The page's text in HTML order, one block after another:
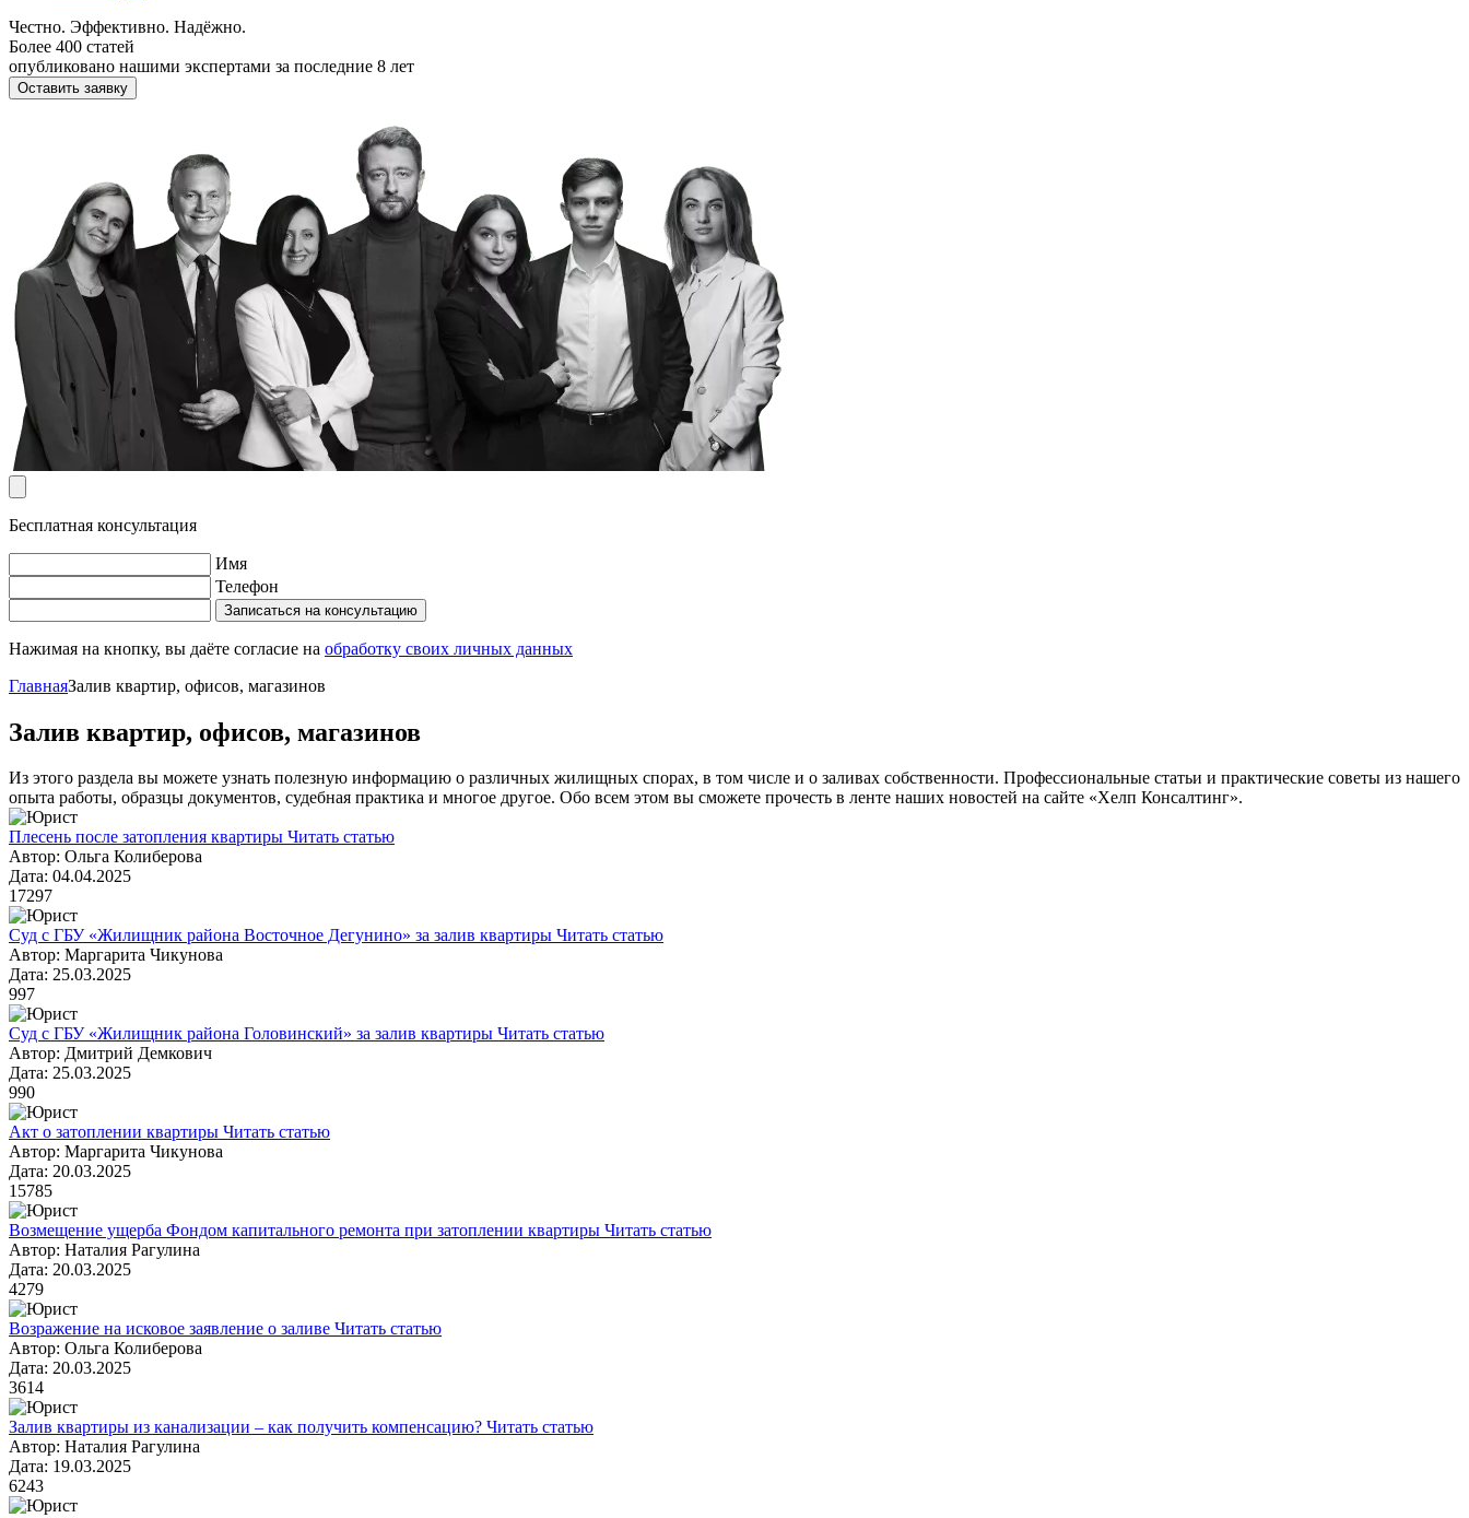
Честно. Эффективно. Надёжно.
Более 400 статей
опубликовано нашими экспертами за последние 8 лет
Оставить заявку
Бесплатная консультация
Имя
Телефон
Записаться на консультацию
Нажимая на кнопку, вы даёте согласие на обработку своих личных данных
ГлавнаяЗалив квартир, офисов, магазинов
Залив квартир, офисов, магазинов
Из этого раздела вы можете узнать полезную информацию о различных жилищных спорах, в том числе и о заливах собственности. Профессиональные статьи и практические советы из нашего
опыта работы, образцы документов, судебная практика и многое другое. Обо всем этом вы сможете прочесть в ленте наших новостей на сайте «Хелп Консалтинг».
Плесень после затопления квартиры Читать статью
Автор: Ольга Колиберова
Дата: 04.04.2025
17297
Суд с ГБУ «Жилищник района Восточное Дегунино» за залив квартиры Читать статью
Автор: Маргарита Чикунова
Дата: 25.03.2025
997
Суд с ГБУ «Жилищник района Головинский» за залив квартиры Читать статью
Автор: Дмитрий Демкович
Дата: 25.03.2025
990
Акт о затоплении квартиры Читать статью
Автор: Маргарита Чикунова
Дата: 20.03.2025
15785
Возмещение ущерба Фондом капитального ремонта при затоплении квартиры Читать статью
Автор: Наталия Рагулина
Дата: 20.03.2025
4279
Возражение на исковое заявление о заливе Читать статью
Автор: Ольга Колиберова
Дата: 20.03.2025
3614
Залив квартиры из канализации – как получить компенсацию? Читать статью
Автор: Наталия Рагулина
Дата: 19.03.2025
6243